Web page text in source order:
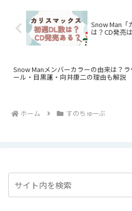
Snow Man「
は？CD発売
Snow Manメンバーカラーの由来は？ラ
ール・目黒蓮・向井康二の理由も解説
ホーム すのちゅーぶ